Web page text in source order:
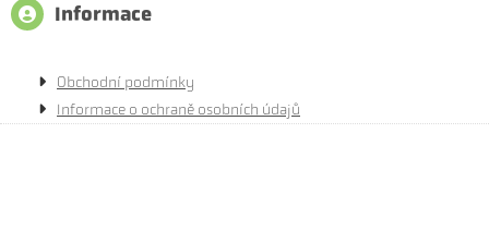
Informace
Obchodní podmínky
Informace o ochraně osobních údajů